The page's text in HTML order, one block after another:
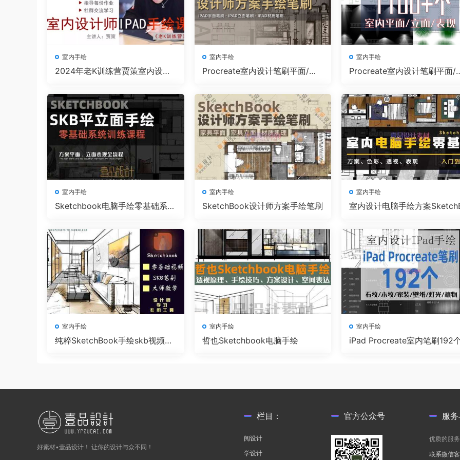
室内手绘
2024年老K训练营贾策室内设计
室内手绘
Procreate室内设计笔刷平面/立
室内手绘
Procreate室内设计笔刷平面/
室内手绘
Sketchbook电脑手绘零基础系统
室内手绘
​SketchBook设计师方案手绘笔刷
室内手绘
室内设计电脑手绘方案
室内手绘
纯粹SketchBook手绘skb视频教
室内手绘
哲也Sketchbook电脑手绘
室内手绘
iPad Procreate室内笔刷192
好素材•壹品设计！ 让你的设计与众不同！
栏目：
阅设计
学设计
官方公众号 服
优质的服
联系微信